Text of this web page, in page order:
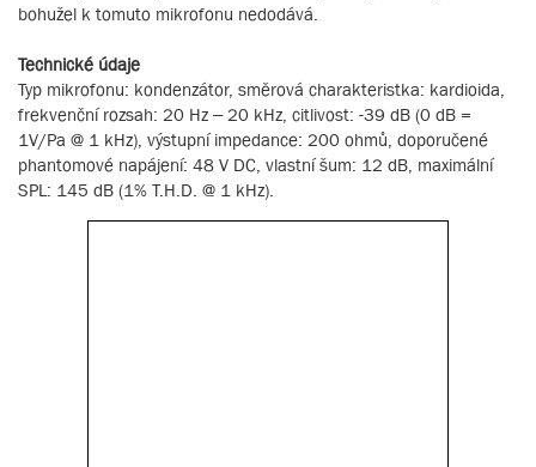
bohužel k tomuto mikrofonu nedodává.
Technické údaje
Typ mikrofonu: kondenzátor, směrová charakteristka: kardioida,
frekvenční rozsah: 20 Hz – 20 kHz, citlivost: -39 dB (0 dB =
1V/Pa @ 1 kHz), výstupní impedance: 200 ohmů, doporučené
phantomové napájení: 48 V DC, vlastní šum: 12 dB, maximální
SPL: 145 dB (1% T.H.D. @ 1 kHz).